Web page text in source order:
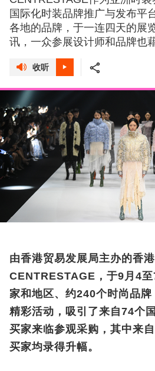
国际化时装品牌推广与发布平
各地的品牌，于一连四天的展
讯，一众参展设计师和品牌也
收听
由香港贸易发展局主办的香
CENTRESTAGE，于9月4
家和地区、约240个时尚品
精彩活动，吸引了来自74个
买家来临参观采购，其中来
买家均录得升幅。